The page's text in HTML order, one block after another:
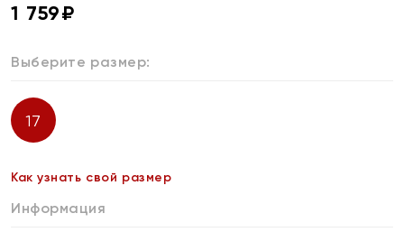
1 759₽
Выберите размер:
17
Как узнать свой размер
Информация